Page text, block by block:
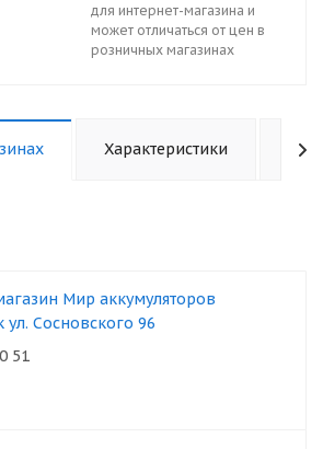
для интернет-магазина и
может отличаться от цен в
розничных магазинах
Характеристики
Мир аккумуляторов
ул. Сосновского 96
51